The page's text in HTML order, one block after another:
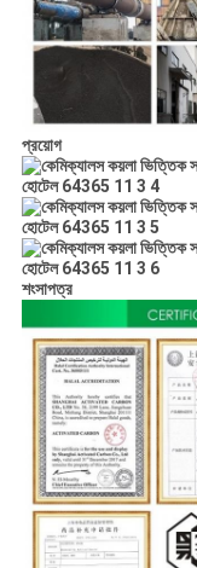
প্রয়োগ
শংসাপত্র